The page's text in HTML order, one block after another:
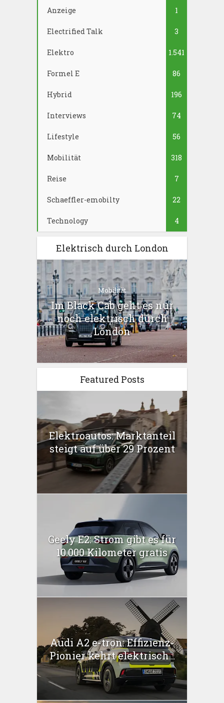
Anzeige 1
Electrified Talk 3
Elektro 1.541
Formel E 86
Hybrid 196
Interviews 74
Lifestyle 56
Mobilität 318
Reise 7
Schaeffler-emobilty 22
Technology 4
Elektrisch durch London
Mobilität
Im Black Cab geht es nur
noch elektrisch durch
London
Featured Posts
Elektroautos: Marktanteil
steigt auf über 29 Prozent
Geely E2: Strom gibt es für
10.000 Kilometer gratis
Audi A2 e-tron: Effizienz-
Pionier kehrt elektrisch...